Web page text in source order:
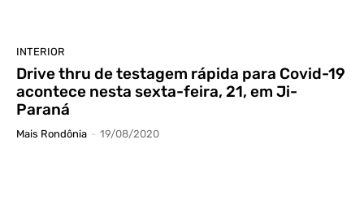
INTERIOR
Drive thru de testagem rápida para Covid-19
acontece nesta sexta-feira, 21, em Ji-
Paraná
Mais Rondônia - 19/08/2020